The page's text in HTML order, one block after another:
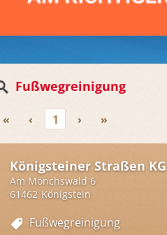
Fußwegreinigung
« ‹ 1 › »
Königsteiner Straßen KG
Am Mönchswald 6
61462 Königstein
Fußwegreinigung